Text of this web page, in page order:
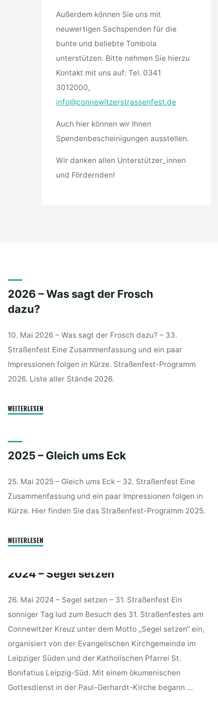
Außerdem können Sie uns mit
neuwertigen Sachspenden für die
bunte und beliebte Tombola
unterstützen. Bitte nehmen Sie hierzu
Kontakt mit uns auf: Tel. 0341
3012000,
info@connewitzerstrassenfest.de
Auch hier können wir Ihnen
Spendenbescheinigungen ausstellen.
Wir danken allen Unterstützer_innen
und Fördernden!
2026 – Was sagt der Frosch
dazu?
10. Mai 2026 – Was sagt der Frosch dazu? – 33.
Straßenfest Eine Zusammenfassung und ein paar
Impressionen folgen in Kürze. Straßenfest-Programm
2026. Liste aller Stände 2026.
WEITERLESEN
der
dazu?"
2025 – Gleich ums Eck
25. Mai 2025 – Gleich ums Eck – 32. Straßenfest Eine
Zusammenfassung und ein paar Impressionen folgen in
Kürze. Hier finden Sie das Straßenfest-Programm 2025.
WEITERLESEN
ums
2024 – Segel setzen
26. Mai 2024 – Segel setzen – 31. Straßenfest Ein
sonniger Tag lud zum Besuch des 31. Straßenfestes am
Connewitzer Kreuz unter dem Motto „Segel setzen“ ein,
organisiert von der Evangelischen Kirchgemeinde im
Leipziger Süden und der Katholischen Pfarrei St.
Bonifatius Leipzig-Süd. Mit einem ökumenischen
Gottesdienst in der Paul-Gerhardt-Kirche begann …